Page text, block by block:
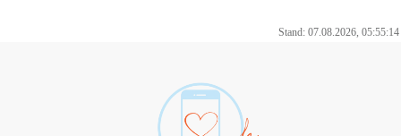
Stand: 07.08.2026, 05:55:14